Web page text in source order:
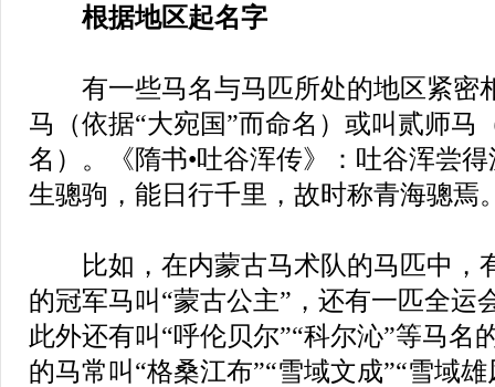
根据地区起名字
有一些马名与马匹所处的地区紧密
马（依据“大宛国”而命名）或叫贰师马
名）。《隋书•吐谷浑传》：吐谷浑尝
生骢驹，能日行千里，故时称青海骢焉
比如，在内蒙古马术队的马匹中，
的冠军马叫“蒙古公主”，还有一匹全运
此外还有叫“呼伦贝尔”“科尔沁”等马名
的马常叫“格桑江布”“雪域文成”“雪域雄